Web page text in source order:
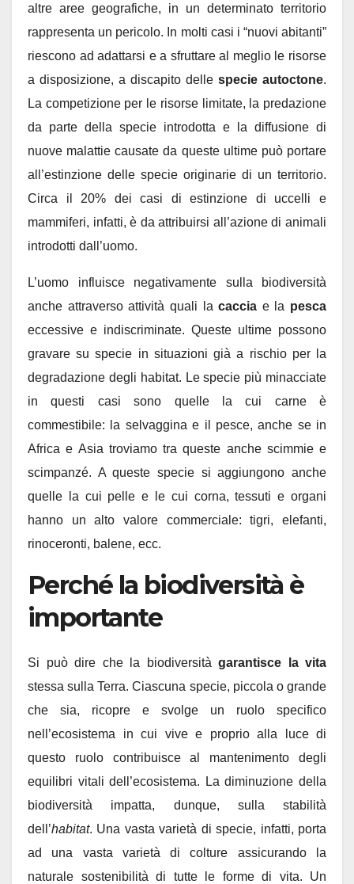
altre aree geografiche, in un determinato territorio
rappresenta un pericolo. In molti casi i “nuovi abitanti”
riescono ad adattarsi e a sfruttare al meglio le risorse
a disposizione, a discapito delle specie autoctone.
La competizione per le risorse limitate, la predazione
da parte della specie introdotta e la diffusione di
nuove malattie causate da queste ultime può portare
all’estinzione delle specie originarie di un territorio.
Circa il 20% dei casi di estinzione di uccelli e
mammiferi, infatti, è da attribuirsi all’azione di animali
introdotti dall’uomo.
L’uomo influisce negativamente sulla biodiversità
anche attraverso attività quali lacaccia e la pesca
eccessive e indiscriminate. Queste ultime possono
gravare su specie in situazioni già a rischio per la
degradazione degli habitat. Le specie più minacciate
in questi casi sono quelle la cui carne è
commestibile: la selvaggina e il pesce, anche se in
Africa e Asia troviamo tra queste anche scimmie e
scimpanzé. A queste specie si aggiungono anche
quelle la cui pelle e le cui corna, tessuti e organi
hanno un alto valore commerciale: tigri, elefanti,
rinoceronti, balene, ecc.
Perché la biodiversità è
importante
Si può dire che la biodiversità garantisce la vita
stessa sulla Terra. Ciascuna specie, piccola o grande
che sia, ricopre e svolge un ruolo specifico
nell’ecosistema in cui vive e proprio alla luce di
questo ruolo contribuisce al mantenimento degli
equilibri vitali dell’ecosistema. La diminuzione della
biodiversità impatta, dunque, sulla stabilità
dell’habitat. Una vasta varietà di specie, infatti, porta
ad una vasta varietà di colture assicurando la
naturale sostenibilità di tutte le forme di vita. Un